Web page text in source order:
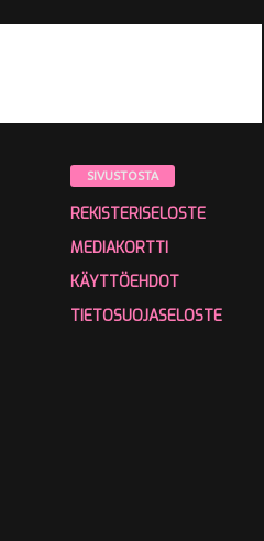
SIVUSTOSTA
REKISTERISELOSTE
MEDIAKORTTI
KÄYTTÖEHDOT
TIETOSUOJASELOSTE